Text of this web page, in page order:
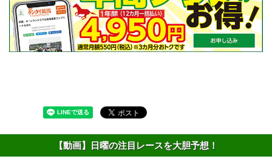
【動画】日曜の注目レースを大胆予想！